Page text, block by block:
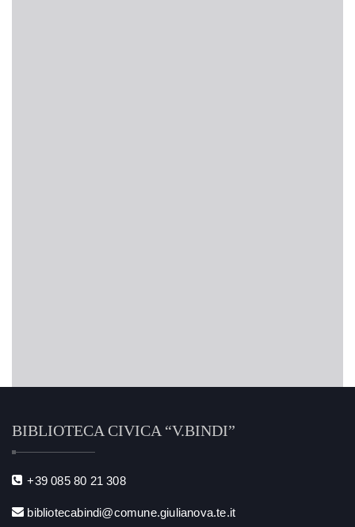
BIBLIOTECA CIVICA “V.BINDI”
+39 085 80 21 308
bibliotecabindi@comune.giulianova.te.it